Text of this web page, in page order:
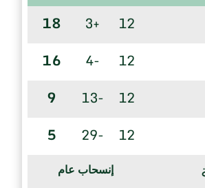
12
+3
18
12
-4
16
12
-13
9
12
-29
5
إنسحاب عام